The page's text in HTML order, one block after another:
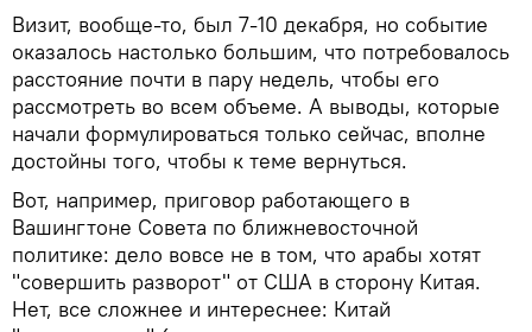
Визит, вообще-то, был 7-10 декабря, но событие
оказалось настолько большим, что потребовалось
расстояние почти в пару недель, чтобы его
рассмотреть во всем объеме. А выводы, которые
начали формулироваться только сейчас, вполне
достойны того, чтобы к теме вернуться.
Вот, например, приговор работающего в
Вашингтоне Совета по ближневосточной
политике: дело вовсе не в том, что арабы хотят
"совершить разворот" от США в сторону Китая.
Нет, все сложнее и интереснее: Китай